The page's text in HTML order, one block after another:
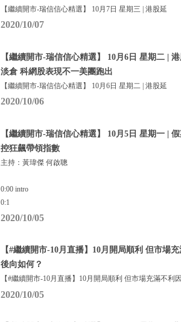
【繼續開市-瑞信信心精選】 10月7日 星期三 | 港股延
2020/10/07
【繼續開市-瑞信信心精選】 10月6日 星期二 |
淡倉 科網股表現不一美團跑出
【繼續開市-瑞信信心精選】 10月6日 星期二 | 港股延
2020/10/06
【繼續開市-瑞信信心精選】 10月5日 星期一 |
控狂飆帶領指數
主持：黃瑋傑 何啟聰
0:00 intro
0:1
2020/10/05
【#繼續開市-10月直播】10月開局順利 但市場
後向如何？
【#繼續開市-10月直播】10月開局順利 但市場充滿不利
2020/10/05